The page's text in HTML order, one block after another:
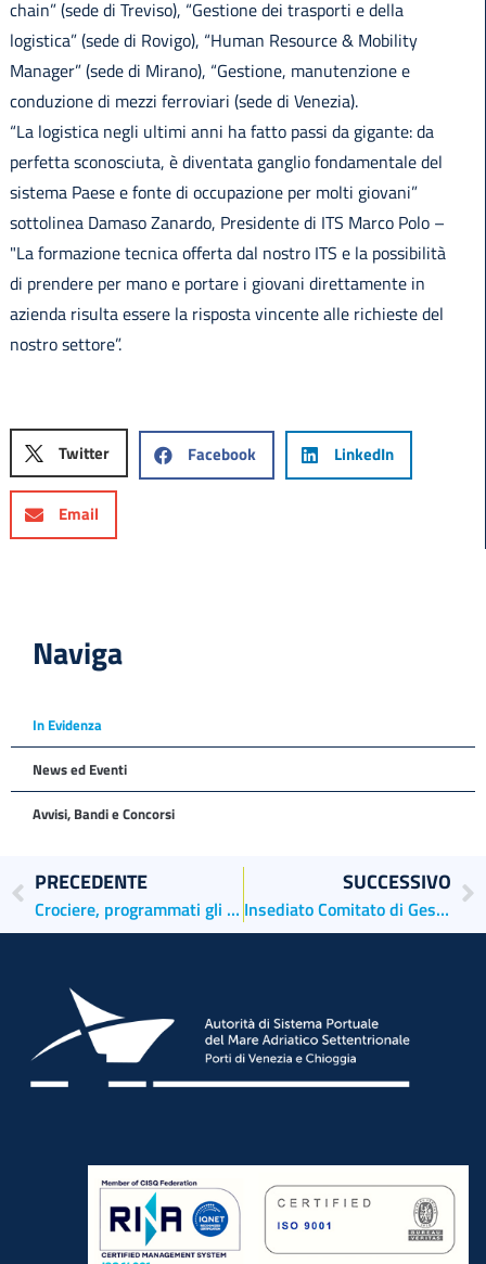
chain” (sede di Treviso), “Gestione dei trasporti e della
logistica” (sede di Rovigo), “Human Resource & Mobility
Manager” (sede di Mirano), “Gestione, manutenzione e
conduzione di mezzi ferroviari (sede di Venezia).
“La logistica negli ultimi anni ha fatto passi da gigante: da
perfetta sconosciuta, è diventata ganglio fondamentale del
sistema Paese e fonte di occupazione per molti giovani”
sottolinea Damaso Zanardo, Presidente di ITS Marco Polo –
"La formazione tecnica offerta dal nostro ITS e la possibilità
di prendere per mano e portare i giovani direttamente in
azienda risulta essere la risposta vincente alle richieste del
nostro settore”.
Twitter Facebook LinkedIn
Email
Naviga
In Evidenza
News ed Eventi
Avvisi, Bandi e Concorsi
PRECEDENTE
Crociere, programmati gli approdi temporanei per il 2021
SUCCESSIVO
Insediato Comitato di Gestione